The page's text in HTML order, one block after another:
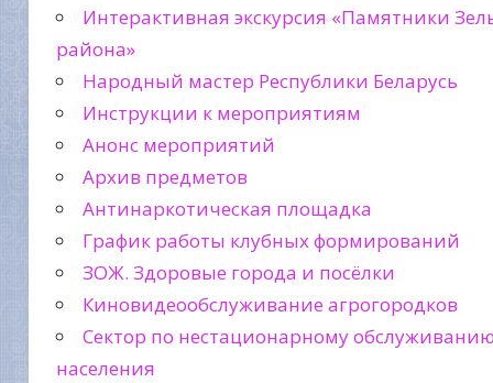
Интерактивная экскурсия «Памятники
района»
Народный мастер Республики Беларусь
Инструкции к мероприятиям
Анонс мероприятий
Архив предметов
Антинаркотическая площадка
График работы клубных формирований
ЗОЖ. Здоровые города и посёлки
Киновидеообслуживание агрогородков
Сектор по нестационарному
населения